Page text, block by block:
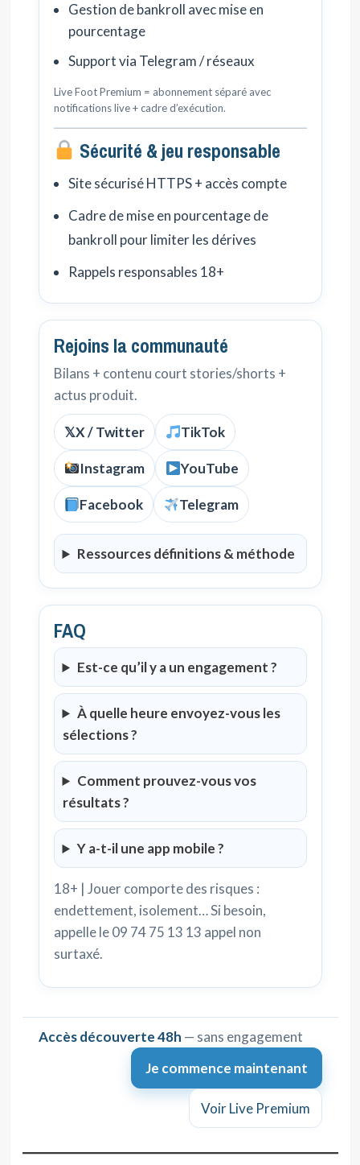
Gestion de bankroll avec mise en
pourcentage
Support via Telegram / réseaux
Live Foot Premium = abonnement séparé avec
notifications live + cadre d’exécution.
Sécurité & jeu responsable
Site sécurisé HTTPS + accès compte
Cadre de mise en pourcentage de
bankroll pour limiter les dérives
Rappels responsables 18+
Rejoins la communauté
Bilans + contenu court stories/shorts +
actus produit.
𝕏X / Twitter TikTok
Instagram YouTube
Facebook Telegram
Ressources définitions & méthode
FAQ
Est-ce qu’il y a un engagement ?
À quelle heure envoyez-vous les
sélections ?
Comment prouvez-vous vos
résultats ?
Y a-t-il une app mobile ?
18+ | Jouer comporte des risques :
endettement, isolement… Si besoin,
appelle le 09 74 75 13 13 appel non
surtaxé.
Accès découverte 48h — sans engagement
Je commence maintenant
Voir Live Premium